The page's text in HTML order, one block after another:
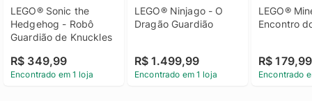
LEGO® Sonic the
Hedgehog - Robô
Guardião de Knuckles
R$ 349,99
Encontrado em 1 loja
LEGO® Ninjago - O
Dragão Guardião
R$ 1.499,99
Encontrado em 1 loja
LEGO®
Encontro
R$ 179,99
Encontrado